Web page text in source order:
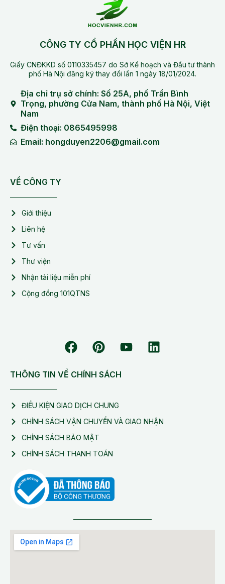
CÔNG TY CỔ PHẦN HỌC VIỆN HR
Giấy CNĐKKD số 0110335457 do Sở Kế hoạch và Đầu tư thành
phố Hà Nội đăng ký thay đổi lần 1 ngày 18/01/2024.
Địa chỉ trụ sở chính: Số 25A, phố Trần Bình
Trọng, phường Cửa Nam, thành phố Hà Nội, Việt
Nam
Điện thoại: 0865495998
Email: hongduyen2206@gmail.com
VỀ CÔNG TY
Giới thiệu
Liên hệ
Tư vấn
Thư viện
Nhận tài liệu miễn phí
Cộng đồng 101QTNS
THÔNG TIN VỀ CHÍNH SÁCH
ĐIỀU KIỆN GIAO DỊCH CHUNG
CHÍNH SÁCH VẬN CHUYỂN VÀ GIAO NHẬN
CHÍNH SÁCH BẢO MẬT
CHÍNH SÁCH THANH TOÁN